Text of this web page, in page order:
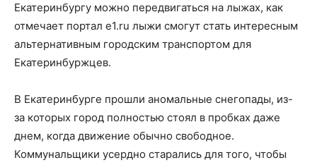
Екатеринбургу можно передвигаться на лыжах, как
отмечает портал e1.ru лыжи смогут стать интересным
альтернативным городским транспортом для
Екатеринбуржцев.
В Екатеринбурге прошли аномальные снегопады, из-
за которых город полностью стоял в пробках даже
днем, когда движение обычно свободное.
Коммунальщики усердно старались для того, чтобы